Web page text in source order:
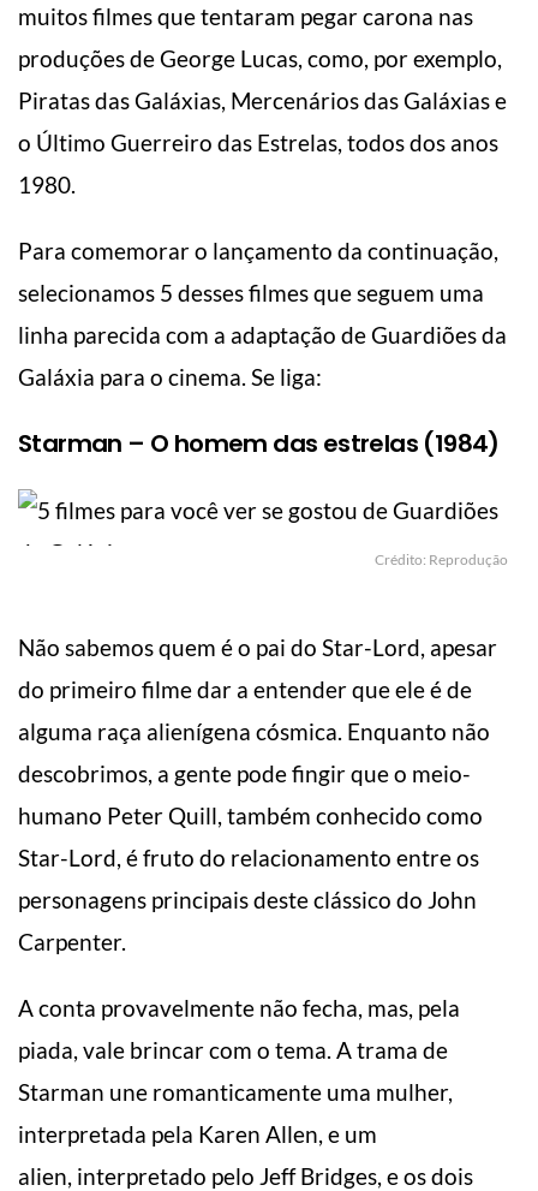
muitos filmes que tentaram pegar carona nas
produções de George Lucas, como, por exemplo,
Piratas das Galáxias, Mercenários das Galáxias e
o Último Guerreiro das Estrelas, todos dos anos
1980.
Para comemorar o lançamento da continuação,
selecionamos 5 desses filmes que seguem uma
linha parecida com a adaptação de Guardiões da
Galáxia para o cinema. Se liga:
Starman – O homem das estrelas (1984)
Crédito: Reprodução
Não sabemos quem é o pai do Star-Lord, apesar
do primeiro filme dar a entender que ele é de
alguma raça alienígena cósmica. Enquanto não
descobrimos, a gente pode fingir que o meio-
humano Peter Quill, também conhecido como
Star-Lord, é fruto do relacionamento entre os
personagens principais deste clássico do John
Carpenter.
A conta provavelmente não fecha, mas, pela
piada, vale brincar com o tema. A trama de
Starman une romanticamente uma mulher,
interpretada pela Karen Allen, e um
alien, interpretado pelo Jeff Bridges, e os dois